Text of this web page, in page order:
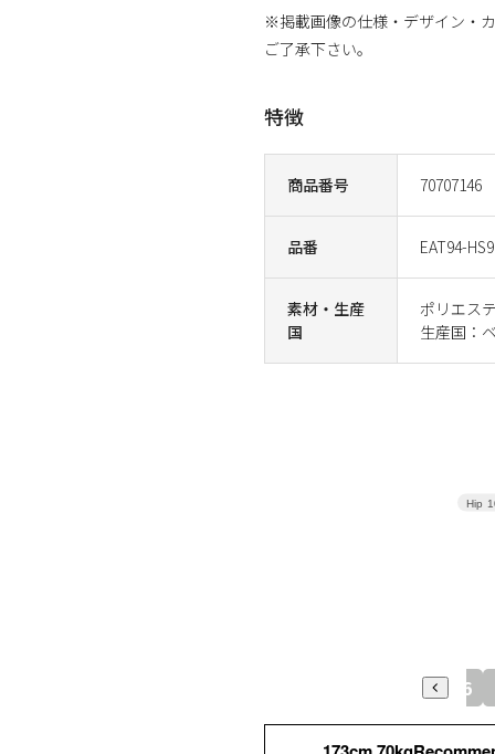
商品番号 70707146
品番 EAT94-
素材・生産
国
ポリエス
生産国：
※掲載画像の仕様・デザイン・
ご了承下さい。
特徴
Hip
73 76